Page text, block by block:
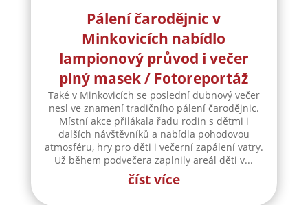
Pálení čarodějnic v
Minkovicích nabídlo
lampionový průvod i večer
plný masek / Fotoreportáž
Také v Minkovicích se poslední dubnový večer
nesl ve znamení tradičního pálení čarodějnic.
Místní akce přilákala řadu rodin s dětmi i
dalších návštěvníků a nabídla pohodovou
atmosféru, hry pro děti i večerní zapálení vatry.
Už během podvečera zaplnily areál děti v...
číst více